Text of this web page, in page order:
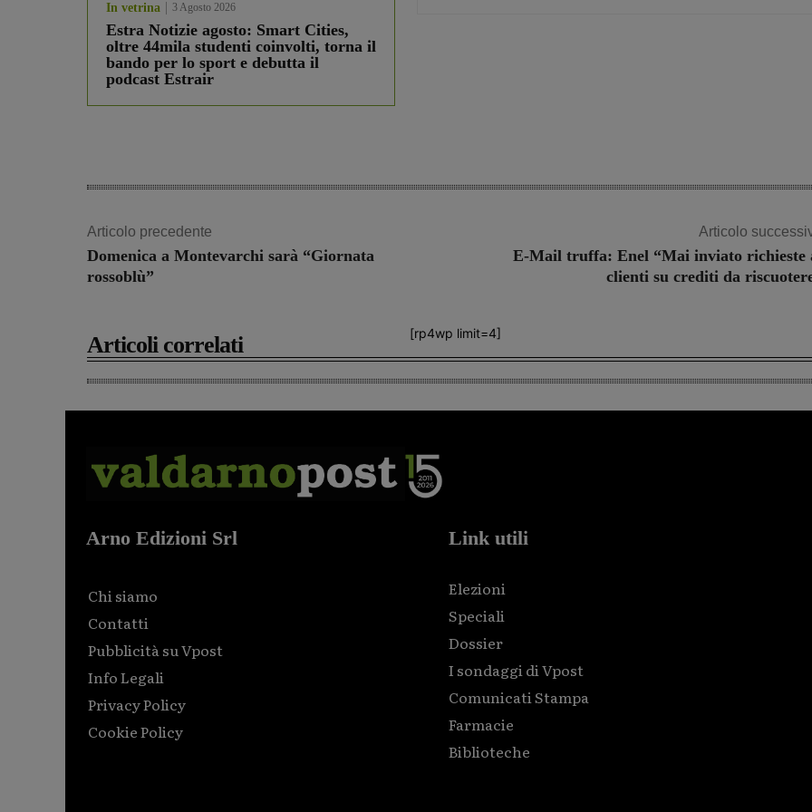
In vetrina 3 Agosto 2026
Estra Notizie agosto: Smart Cities,
oltre 44mila studenti coinvolti, torna il
bando per lo sport e debutta il
podcast Estrair
Articolo precedente
Domenica a Montevarchi sarà “Giornata
rossoblù”
Articolo
E-Mail truffa: Enel “Mai inviato richieste
clienti su crediti da
[rp4wp limit=4]
Articoli correlati
Arno Edizioni Srl
Chi siamo
Contatti
Pubblicità su Vpost
Info Legali
Privacy Policy
Cookie Policy
Link utili
Elezioni
Speciali
Dossier
I sondaggi di Vpost
Comunicati Stampa
Farmacie
Biblioteche